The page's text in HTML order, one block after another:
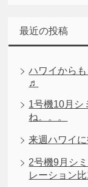
最近の投稿
ハワイから
♬
1号機10月シ
ね。。。
来週ハワイ
2号機9月シ
レーション